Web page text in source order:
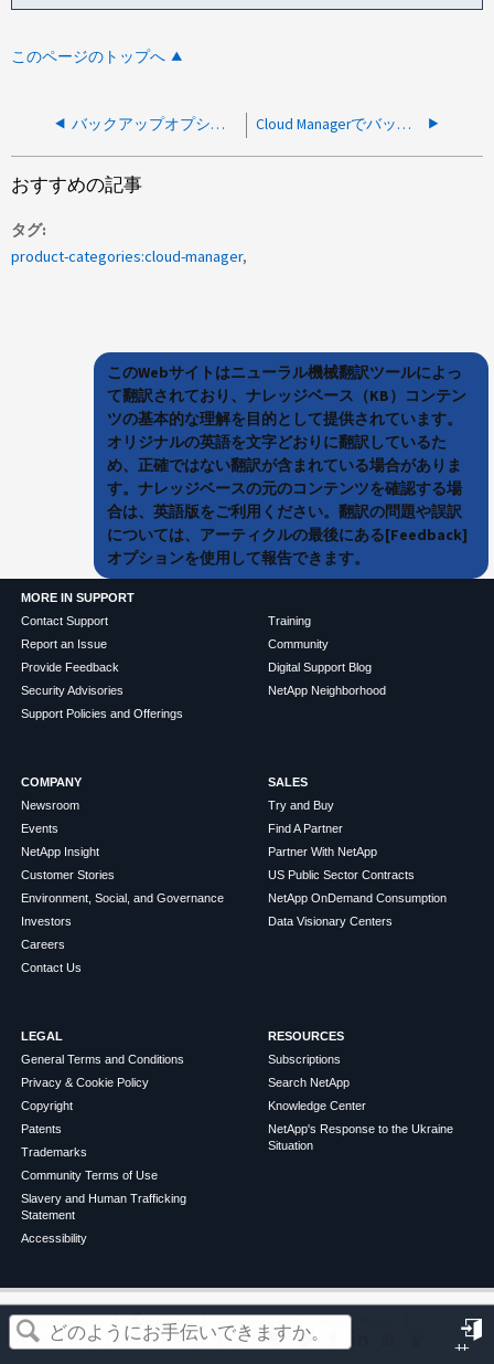
サ
このページのトップへ
バックアップオプションが OnCommand Cloud Manager の GUI に表示されない Cloud Managerでバックアップが失敗または不明と表示されている
この記事は役に立ちましたか？
おすすめの記事
タグ
product-categories:cloud-manager
このWebサイトはニューラル機械翻訳ツールによっ
て翻訳されており、ナレッジベース（KB）コンテン
ツの基本的な理解を目的として提供されています。
オリジナルの英語を文字どおりに翻訳しているた
め、正確ではない翻訳が含まれている場合がありま
す。ナレッジベースの元のコンテンツを確認する場
合は、英語版をご利用ください。翻訳の問題や誤訳
については、アーティクルの最後にある[Feedback]
オプションを使用して報告できます。
MORE IN SUPPORT
Contact Support
Report an Issue
Provide Feedback
Security Advisories
Support Policies and Offerings
Training
Community
Digital Support Blog
NetApp Neighborhood
COMPANY
Newsroom
Events
NetApp Insight
Customer Stories
Environment, Social, and Governance
Investors
Careers
Contact Us
SALES
Try and Buy
Find A Partner
Partner With NetApp
US Public Sector Contracts
NetApp OnDemand Consumption
Data Visionary Centers
LEGAL
General Terms and Conditions
Privacy & Cookie Policy
Copyright
Patents
Trademarks
Community Terms of Use
Slavery and Human Trafficking
Statement
Accessibility
RESOURCES
Subscriptions
Search NetApp
Knowledge Center
NetApp's Response to the Ukraine
Situation
©2026 NetApp English Terms of Use
Privacy Policy
Cookie Policy
Cookie Settings